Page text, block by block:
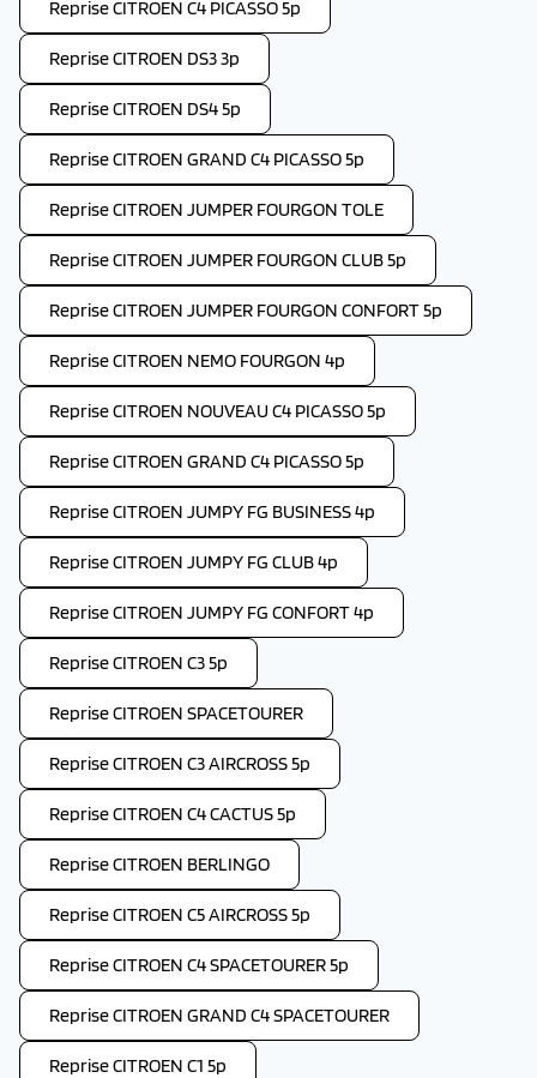
Reprise CITROEN C4 PICASSO 5p
Reprise CITROEN DS3 3p
Reprise CITROEN DS4 5p
Reprise CITROEN GRAND C4 PICASSO 5p
Reprise CITROEN JUMPER FOURGON TOLE
Reprise CITROEN JUMPER FOURGON CLUB 5p
Reprise CITROEN JUMPER FOURGON CONFORT 5p
Reprise CITROEN NEMO FOURGON 4p
Reprise CITROEN NOUVEAU C4 PICASSO 5p
Reprise CITROEN GRAND C4 PICASSO 5p
Reprise CITROEN JUMPY FG BUSINESS 4p
Reprise CITROEN JUMPY FG CLUB 4p
Reprise CITROEN JUMPY FG CONFORT 4p
Reprise CITROEN C3 5p
Reprise CITROEN SPACETOURER
Reprise CITROEN C3 AIRCROSS 5p
Reprise CITROEN C4 CACTUS 5p
Reprise CITROEN BERLINGO
Reprise CITROEN C5 AIRCROSS 5p
Reprise CITROEN C4 SPACETOURER 5p
Reprise CITROEN GRAND C4 SPACETOURER
Reprise CITROEN C1 5p